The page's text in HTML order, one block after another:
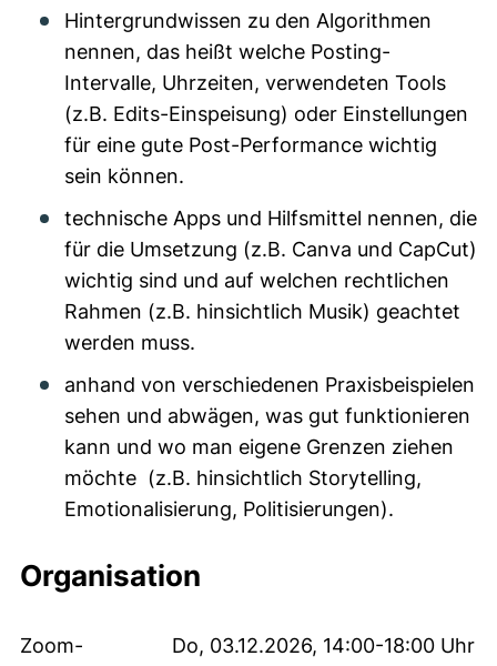
Hintergrundwissen zu den Algorithmen
nennen, das heißt welche Posting-
Intervalle, Uhrzeiten, verwendeten Tools
(z.B. Edits-Einspeisung) oder Einstellungen
für eine gute Post-Performance wichtig
sein können.
technische Apps und Hilfsmittel nennen, die
für die Umsetzung (z.B. Canva und CapCut)
wichtig sind und auf welchen rechtlichen
Rahmen (z.B. hinsichtlich Musik) geachtet
werden muss.
anhand von verschiedenen Praxisbeispielen
sehen und abwägen, was gut funktionieren
kann und wo man eigene Grenzen ziehen
möchte (z.B. hinsichtlich Storytelling,
Emotionalisierung, Politisierungen).
Organisation
Zoom-
Do, 03.12.2026, 14:00-18:00 Uhr